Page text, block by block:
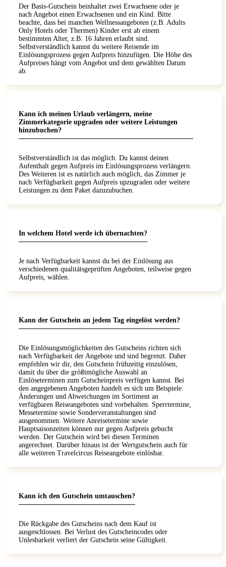
Der Basis-Gutschein beinhaltet zwei Erwachsene oder je
nach Angebot einen Erwachsenen und ein Kind. Bitte
beachte, dass bei manchen Wellnessangeboten (z.B. Adults
Only Hotels oder Thermen) Kinder erst ab einem
bestimmten Alter, z.B. 16 Jahren erlaubt sind.
Selbstverständlich kannst du weitere Reisende im
Einlösungsprozess gegen Aufpreis hinzufügen. Die Höhe des
Aufpreises hängt vom Angebot und dem gewählten Datum
ab.
Kann ich meinen Urlaub verlängern, meine
Zimmerkategorie upgraden oder weitere Leistungen
hinzubuchen?
Selbstverständlich ist das möglich. Du kannst deinen
Aufenthalt gegen Aufpreis im Einlösungsprozess verlängern.
Des Weiteren ist es natürlich auch möglich, das Zimmer je
nach Verfügbarkeit gegen Aufpreis upzugraden oder weitere
Leistungen zu dem Paket dazuzubuchen.
In welchem Hotel werde ich übernachten?
Je nach Verfügbarkeit kannst du bei der Einlösung aus
verschiedenen qualitätsgeprüften Angeboten, teilweise gegen
Aufpreis, wählen.
Kann der Gutschein an jedem Tag eingelöst werden?
Die Einlösungsmöglichkeiten des Gutscheins richten sich
nach Verfügbarkeit der Angebote und sind begrenzt. Daher
empfehlen wir dir, den Gutschein frühzeitig einzulösen,
damit du über die größtmögliche Auswahl an
Einlöseterminen zum Gutscheinpreis verfügen kannst. Bei
den angegebenen Angeboten handelt es sich um Beispiele.
Änderungen und Abweichungen im Sortiment an
verfügbaren Reiseangeboten sind vorbehalten. Sperrtermine,
Messetermine sowie Sonderveranstaltungen sind
ausgenommen. Weitere Anreisetermine sowie
Hauptsaisonzeiten können nur gegen Aufpreis gebucht
werden. Der Gutschein wird bei diesen Terminen
angerechnet. Darüber hinaus ist der Wertgutschein auch für
alle weiteren Travelcircus Reiseangebote einlösbar.
Kann ich den Gutschein umtauschen?
Die Rückgabe des Gutscheins nach dem Kauf ist
ausgeschlossen. Bei Verlust des Gutscheincodes oder
Unlesbarkeit verliert der Gutschein seine Gültigkeit.